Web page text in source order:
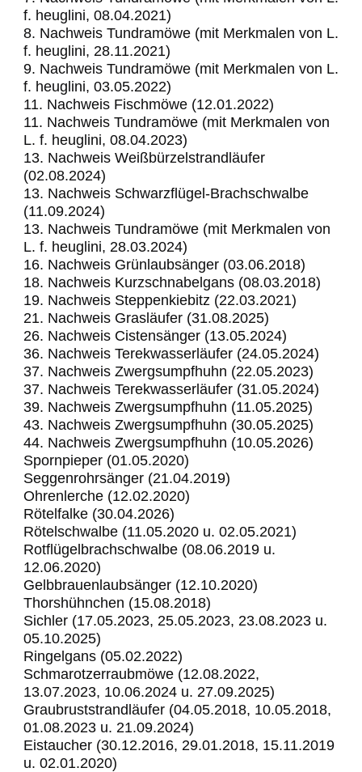
f. heuglini, 08.04.2021)
8. Nachweis Tundramöwe (mit Merkmalen von L.
f. heuglini, 28.11.2021)
9. Nachweis Tundramöwe (mit Merkmalen von L.
f. heuglini, 03.05.2022)
11. Nachweis Fischmöwe (12.01.2022)
11. Nachweis Tundramöwe (mit Merkmalen von
L. f. heuglini, 08.04.2023)
13. Nachweis Weißbürzelstrandläufer
(02.08.2024)
13. Nachweis Schwarzflügel-Brachschwalbe
(11.09.2024)
13. Nachweis Tundramöwe (mit Merkmalen von
L. f. heuglini, 28.03.2024)
16. Nachweis Grünlaubsänger (03.06.2018)
18. Nachweis Kurzschnabelgans (08.03.2018)
19. Nachweis Steppenkiebitz (22.03.2021)
21. Nachweis Grasläufer (31.08.2025)
26. Nachweis Cistensänger (13.05.2024)
36. Nachweis Terekwasserläufer (24.05.2024)
37. Nachweis Zwergsumpfhuhn (22.05.2023)
37. Nachweis Terekwasserläufer (31.05.2024)
39. Nachweis Zwergsumpfhuhn (11.05.2025)
43. Nachweis Zwergsumpfhuhn (30.05.2025)
44. Nachweis Zwergsumpfhuhn (10.05.2026)
Spornpieper (01.05.2020)
Seggenrohrsänger (21.04.2019)
Ohrenlerche (12.02.2020)
Rötelfalke (30.04.2026)
Rötelschwalbe (11.05.2020 u. 02.05.2021)
Rotflügelbrachschwalbe (08.06.2019 u.
12.06.2020)
Gelbbrauenlaubsänger (12.10.2020)
Thorshühnchen (15.08.2018)
Sichler (17.05.2023, 25.05.2023, 23.08.2023 u.
05.10.2025)
Ringelgans (05.02.2022)
Schmarotzerraubmöwe (12.08.2022,
13.07.2023, 10.06.2024 u. 27.09.2025)
Graubruststrandläufer (04.05.2018, 10.05.2018,
01.08.2023 u. 21.09.2024)
Eistaucher (30.12.2016, 29.01.2018, 15.11.2019
u. 02.01.2020)